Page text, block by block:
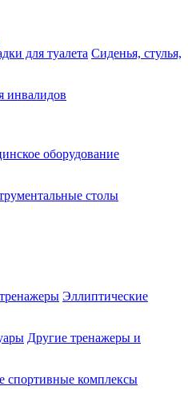
для туалета Сиденья, стулья,
инвалидов
оборудование
столы
Эллиптические
Другие тренажеры и
спортивные комплексы